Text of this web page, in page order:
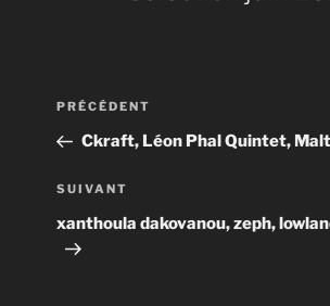
Navigation
l’article
Article
précédent
PRÉCÉDENT
Ckraft, Léon Phal Quintet,
Article
suivant
SUIVANT
xanthoula dakovanou, zeph,